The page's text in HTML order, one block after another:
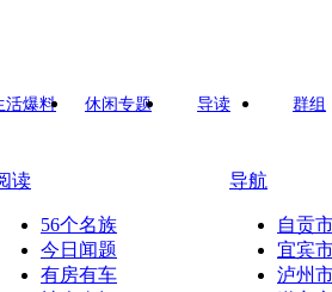
活爆料 休闲专题 导读 群组
读
56个名族
今日闻题
有房有车
导航
自贡
宜宾
泸州